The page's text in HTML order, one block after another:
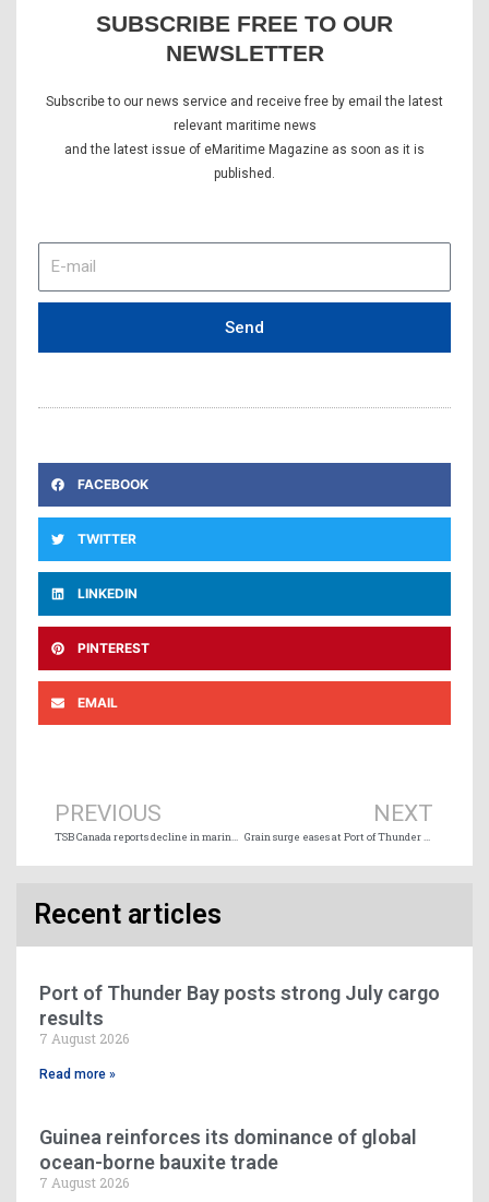
SUBSCRIBE FREE TO OUR
NEWSLETTER
Subscribe to our news service and receive free by email the latest
relevant maritime news
and the latest issue of eMaritime Magazine as soon as it is
published.
mail
Send
FACEBOOK
TWITTER
LINKEDIN
PINTEREST
EMAIL
PREVIOUS
TSB Canada reports decline in marine accidents
NEXT
Grain surge eases at Port of Thunder Bay
Recent articles
Port of Thunder Bay posts strong July cargo
results
7 August 2026
Read more »
Guinea reinforces its dominance of global
ocean-borne bauxite trade
7 August 2026